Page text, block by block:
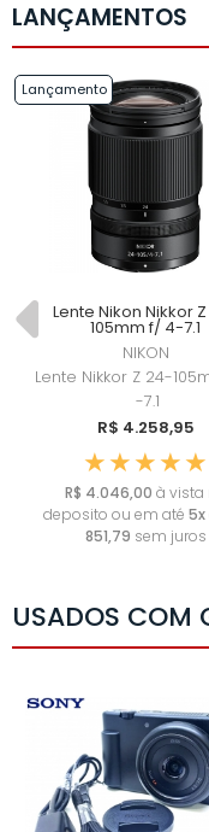
LANÇAMENTOS
Lançamento
Lente Nikon Nikkor
105mm f/ 4-7.1
NIKON
Lente Nikkor Z 24-
-7.1
R$ 4.258,95
R$ 4.046,00 à vista
deposito ou em até 5x
851,79 sem juros
USADOS COM